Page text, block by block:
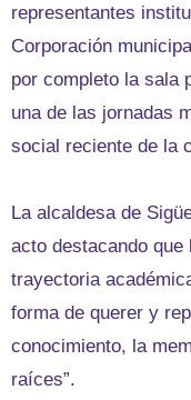
representantes
Corporación
por completo la sala
una de las jornadas
social reciente de la
La alcaldesa de
acto destacando que
trayectoria
forma de querer y
conocimiento, la
raíces”.